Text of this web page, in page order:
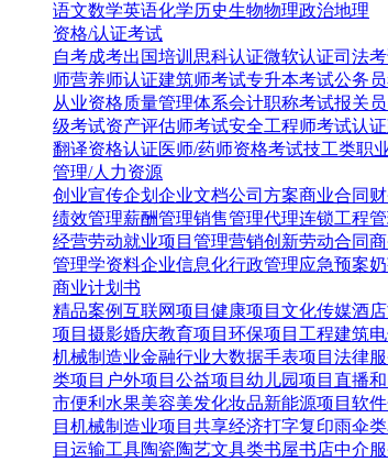
语文数学英语化学历史生物物理政治地理
资格/认证考试
自考成考出国培训 思科认证微软认证司法
师营养师认证建筑师考试专升本考试公务
从业资格质量管理体系会计职称考试报关
级考试资产评估师考试安全工程师考试认
翻译资格认证医师/药师资格考试技工类职
管理/人力资源
创业宣传企划 企业文档公司方案商业合同
绩效管理薪酬管理销售管理代理连锁工程
经营劳动就业项目管理营销创新劳动合同
管理学资料企业信息化行政管理应急预案
商业计划书
精品案例互联网项目 健康项目 文化传媒酒
项目 摄影婚庆教育项目 环保项目 工程建筑
机械制造业金融行业大数据手表项目 法律
类项目 户外项目 公益项目 幼儿园项目 直播
市便利水果美容美发化妆品新能源项目 软
目 机械制造业项目 共享经济打字复印雨伞类
目 运输工具陶瓷陶艺文具类书屋书店中介